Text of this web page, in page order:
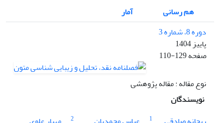
هم رسانی
آمار
دوره 8، شماره 3
پاییز 1404
صفحه110-129
نوع مقاله : مقاله پژوهشی
نویسندگان
1
2